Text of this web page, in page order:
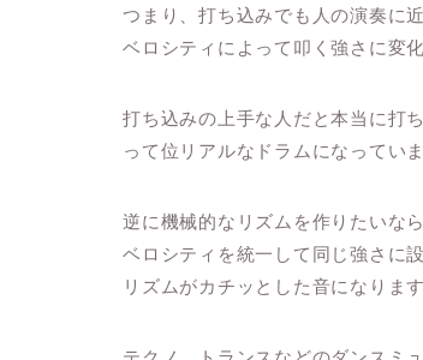
つまり、打ち込みでも人の演奏に
ベロシティによって叩く強さに変
打ち込みの上手な人だと本当に打
って位リアルなドラムになっていま
逆に機械的なリズムを作りたいなら
ベロシティを統一して同じ強さに
リズムがカチッとした音になります